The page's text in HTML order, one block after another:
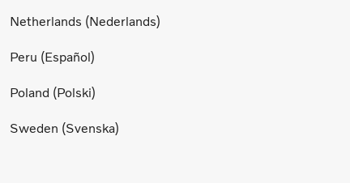
Netherlands (Nederlands)
Peru (Español)
Poland (Polski)
Sweden (Svenska)